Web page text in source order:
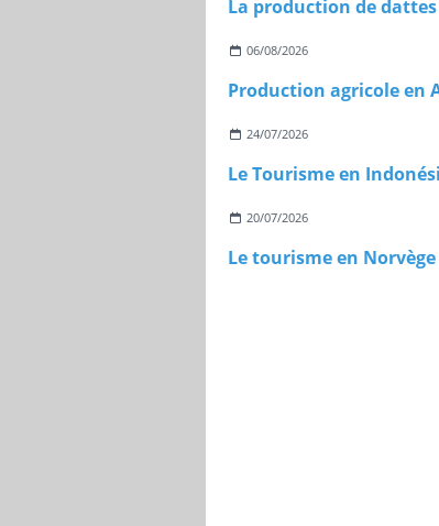
La production de
06/08/2026
Production agricole en
24/07/2026
Le Tourisme en
20/07/2026
Le tourisme en Norvège